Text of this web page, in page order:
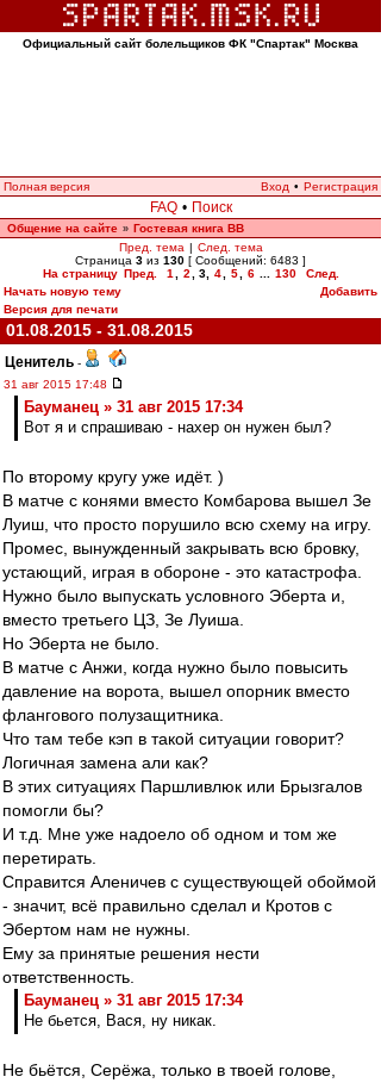
Официальный сайт болельщиков ФК "Спартак" Москва
Полная версия Вход • Регистрация
FAQ • Поиск
Общение на сайте » Гостевая книга ВВ
Пред. тема | След. тема
Страница 3 из 130 [ Сообщений: 6483 ]
На страницу Пред. 1 2 3, 4 5 6 130
След.
Начать новую тему
Добавить
Версия для печати
01.08.2015 - 31.08.2015
Ценитель -
31 авг 2015 17:48
Бауманец » 31 авг 2015 17:34
Вот я и спрашиваю - нахер он нужен был?
По второму кругу уже идёт. )
В матче с конями вместо Комбарова вышел Зе
Луиш, что просто порушило всю схему на игру.
Промес, вынужденный закрывать всю бровку,
устающий, играя в обороне - это катастрофа.
Нужно было выпускать условного Эберта и,
вместо третьего ЦЗ, Зе Луиша.
Но Эберта не было.
В матче с Анжи, когда нужно было повысить
давление на ворота, вышел опорник вместо
флангового полузащитника.
Что там тебе кэп в такой ситуации говорит?
Логичная замена али как?
В этих ситуациях Паршливлюк или Брызгалов
помогли бы?
И т.д. Мне уже надоело об одном и том же
перетирать.
Справится Аленичев с существующей обоймой
- значит, всё правильно сделал и Кротов с
Эбертом нам не нужны.
Ему за принятые решения нести
ответственность.
Бауманец » 31 авг 2015 17:34
Не бьется, Вася, ну никак.
Не бьётся, Серёжа, только в твоей голове,